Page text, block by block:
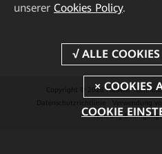
Copyright © 2026 Huawei
Datenschutzrichtlinie
Verwendung
unserer Cookies Policy.
COOKIE